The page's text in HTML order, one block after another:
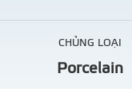
CHỦNG LOẠI
Porcelain